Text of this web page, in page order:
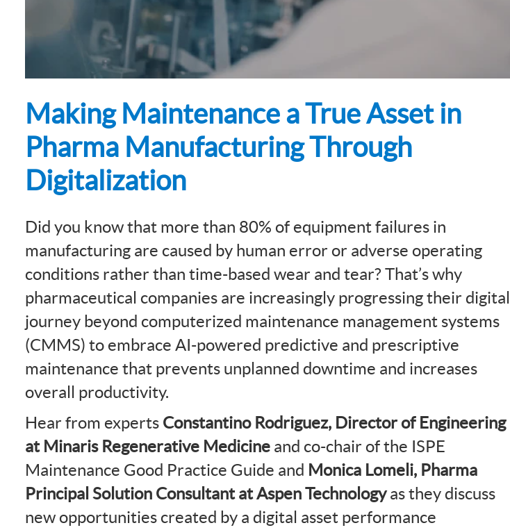
Making Maintenance a True Asset in
Pharma Manufacturing Through
Digitalization
Did you know that more than 80% of equipment failures in
manufacturing are caused by human error or adverse operating
conditions rather than time-based wear and tear? That’s why
pharmaceutical companies are increasingly progressing their digital
journey beyond computerized maintenance management systems
(CMMS) to embrace AI-powered predictive and prescriptive
maintenance that prevents unplanned downtime and increases
overall productivity.
Hear from experts Constantino Rodriguez, Director of Engineering
at Minaris Regenerative Medicine and co-chair of the ISPE
Maintenance Good Practice Guide and Monica Lomeli, Pharma
Principal Solution Consultant at Aspen Technologyas they discuss
new opportunities created by a digital asset performance